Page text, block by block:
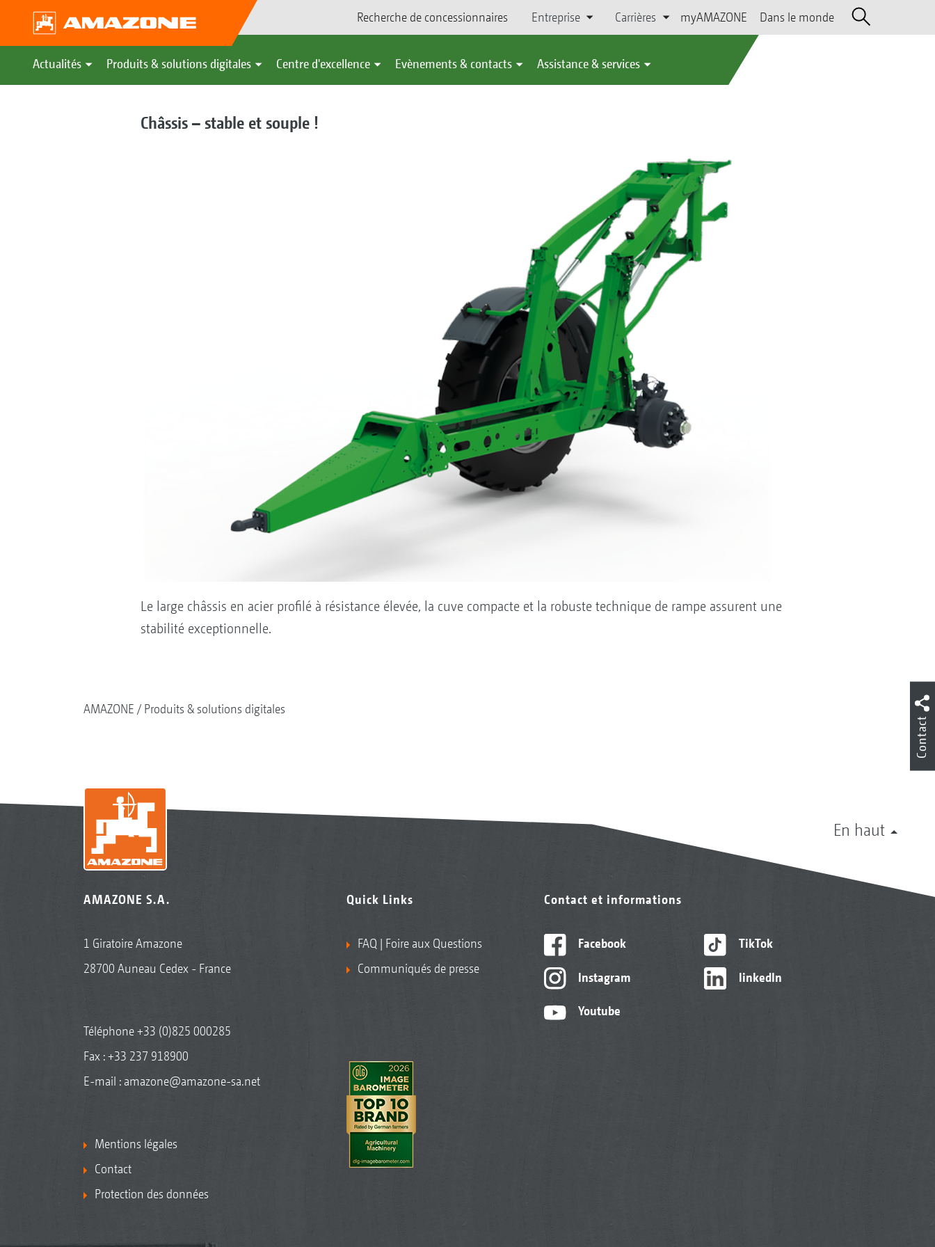
Recherche de concessionnaires Entreprise Carrières myAMAZONE Dans le monde
Actualités Produits & solutions digitales Centre d'excellence Evènements & contacts Assistance & services
Châssis – stable et souple !
Le large châssis en acier profilé à résistance élevée, la cuve compacte et la robuste technique de rampe assurent une
stabilité exceptionnelle.
AMAZONE Produits & solutions digitales
En haut
AMAZONE S.A.
1 Giratoire Amazone
28700 Auneau Cedex - France
Téléphone+33 (0)825 000285
Fax : +33 237 918900
E-mail : amazone@amazone-sa.net
Mentions légales
Contact
Protection des données
Quick Links
FAQ | Foire aux Questions
Communiqués de presse
Contact et informations
Facebook
Instagram
Youtube
TikTok
linkedIn
Contact